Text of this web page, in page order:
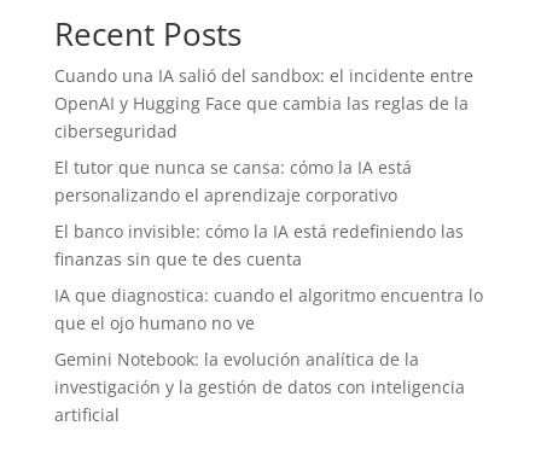
Recent Posts
Cuando una IA salió del sandbox: el incidente entre
OpenAI y Hugging Face que cambia las reglas de la
ciberseguridad
El tutor que nunca se cansa: cómo la IA está
personalizando el aprendizaje corporativo
El banco invisible: cómo la IA está redefiniendo las
finanzas sin que te des cuenta
IA que diagnostica: cuando el algoritmo encuentra lo
que el ojo humano no ve
Gemini Notebook: la evolución analítica de la
investigación y la gestión de datos con inteligencia
artificial